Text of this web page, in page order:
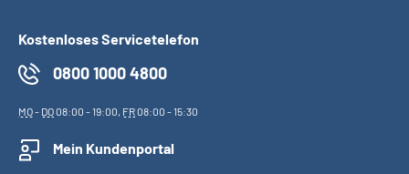
Kostenloses Servicetelefon
0800 1000 4800
MO- DO08:00 - 19:00, FR08:00 - 15:30
Mein Kundenportal